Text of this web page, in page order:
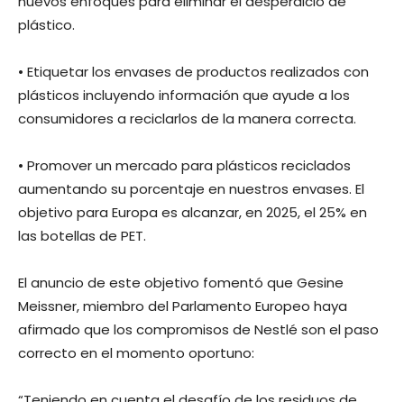
plástico.
• Etiquetar los envases de productos realizados con
plásticos incluyendo información que ayude a los
consumidores a reciclarlos de la manera correcta.
• Promover un mercado para plásticos reciclados
aumentando su porcentaje en nuestros envases. El
objetivo para Europa es alcanzar, en 2025, el 25% en
las botellas de PET.
El anuncio de este objetivo fomentó que Gesine
Meissner, miembro del Parlamento Europeo haya
afirmado que los compromisos de Nestlé son el paso
correcto en el momento oportuno: